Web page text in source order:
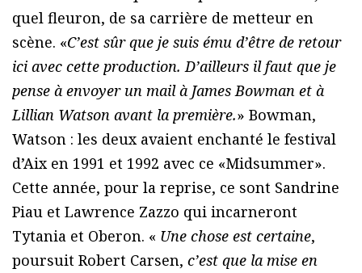
quel fleuron, de sa carrière de metteur en
scène. «C’est sûr que je suis ému d’être de retour
ici avec cette production. D’ailleurs il faut que je
pense à envoyer un mail à James Bowman et à
Lillian Watson avant la première.» Bowman,
Watson : les deux avaient enchanté le festival
d’Aix en 1991 et 1992 avec ce «Midsummer».
Cette année, pour la reprise, ce sont Sandrine
Piau et Lawrence Zazzo qui incarneront
Tytania et Oberon. « Une chose est certaine,
poursuit Robert Carsen, c’est que la mise en